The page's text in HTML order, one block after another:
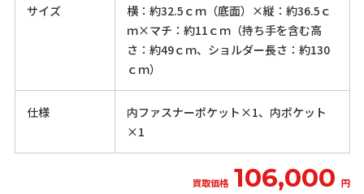
サイズ
横：約32.5ｃｍ（底面）×縦：約36.5ｃ
ｍ×マチ：約11ｃｍ（持ち手を含む高
さ：約49ｃｍ、ショルダー長さ：約130
ｃｍ）
仕様
内ファスナーポケット×1、内ポケット
×1
買取価格 106,000 円